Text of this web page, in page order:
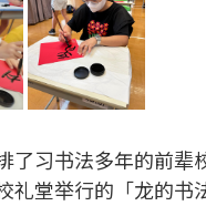
了习书法多年的前
礼堂举行的「龙的书